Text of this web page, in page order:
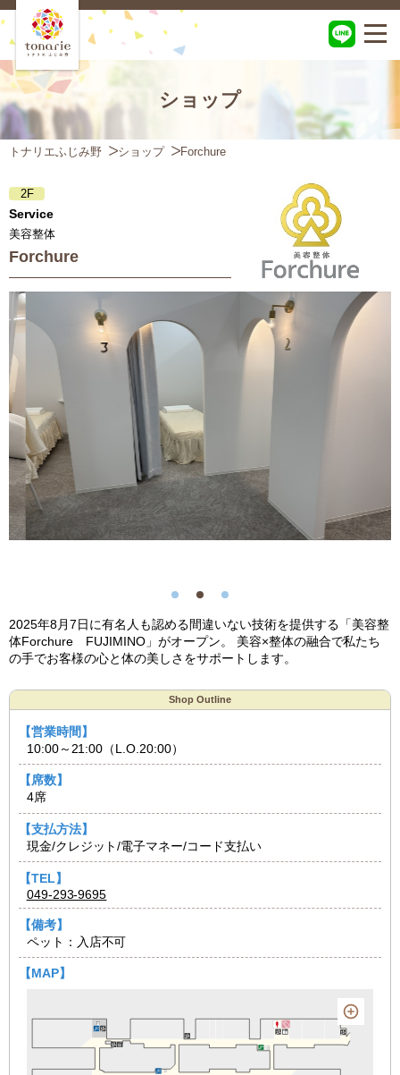
ショップ
トナリエふじみ野 ショップ Forchure
2F
Service
美容整体
Forchure
2025年8月7日に有名人も認める間違いない技術を提供する「美容整
体Forchure FUJIMINO」がオープン。 美容×整体の融合で私たち
の手でお客様の心と体の美しさをサポートします。
Shop Outline
【営業時間】
10:00～21:00（L.O.20:00）
【席数】
4席
【支払方法】
現金/クレジット/電子マネー/コード支払い
【TEL】
049-293-9695
【備考】
ペット：入店不可
【MAP】